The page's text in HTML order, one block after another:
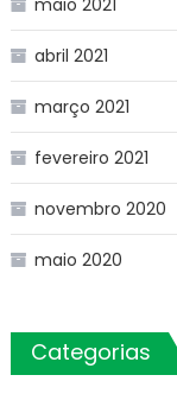
abril 2021
março 2021
fevereiro 2021
novembro 2020
maio 2020
Categorias